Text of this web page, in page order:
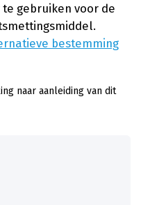
gebruiken voor de
bestemming
naar aanleiding van dit